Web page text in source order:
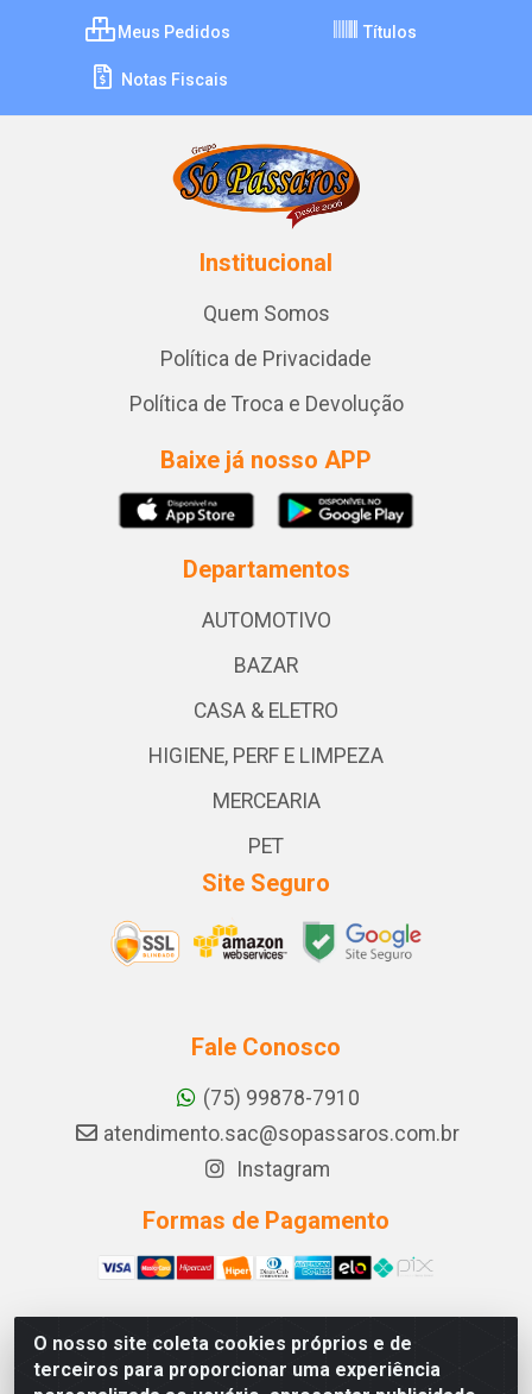
O nosso site coleta cookies próprios e de
terceiros para proporcionar uma experiência
Meus Pedidos Títulos
Notas Fiscais
Institucional
Quem Somos
Política de Privacidade
Política de Troca e Devolução
Baixe já nosso APP
Departamentos
AUTOMOTIVO
BAZAR
CASA & ELETRO
HIGIENE, PERF E LIMPEZA
MERCEARIA
PET
Site Seguro
Fale Conosco
(75) 99878-7910
atendimento.sac@sopassaros.com.br
Instagram
Formas de Pagamento
A PINA DOS SANTOS DELEZZOTTE LTDA - RODOVIA BA
233, 27 - ZONA RURAL, ITABERABA/BA - CEP 46.880-